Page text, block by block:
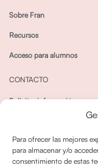
Para ofrecer las mejores
para almacenar y/o
consentimiento de estas
Sobre Fran
Recursos
Acceso para alumnos
CONTACTO
Solicitar información